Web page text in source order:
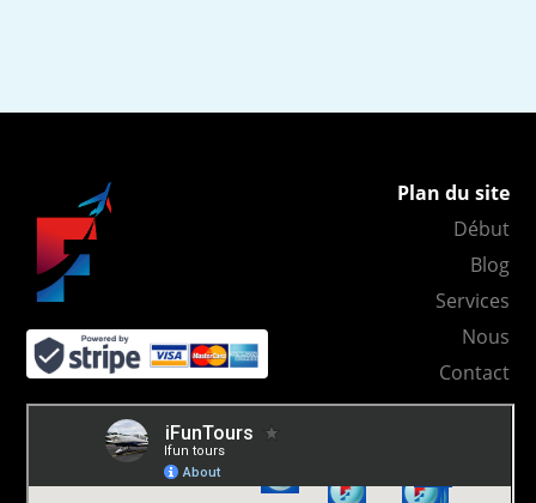
Plan du site
Début
Blog
Services
Nous
Contact